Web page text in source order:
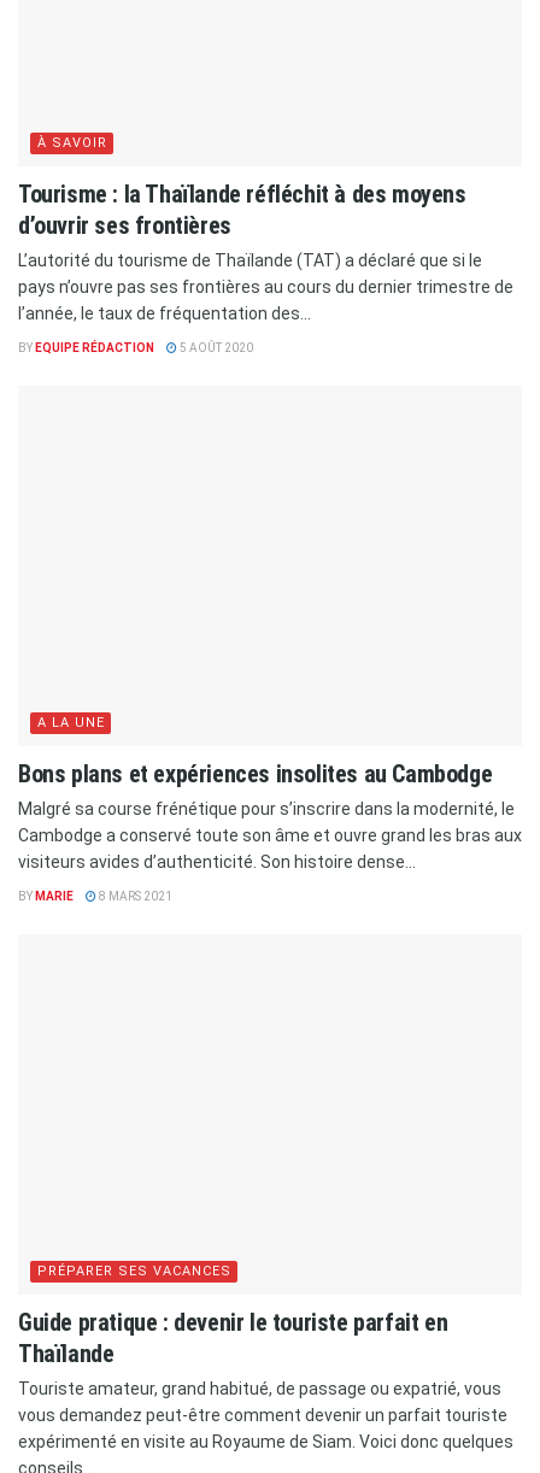
À SAVOIR
Tourisme : la Thaïlande réfléchit à des moyens
d’ouvrir ses frontières
L’autorité du tourisme de Thaïlande (TAT) a déclaré que si le
pays n’ouvre pas ses frontières au cours du dernier trimestre de
l’année, le taux de fréquentation des...
BY EQUIPE RÉDACTION 5 AOÛT 2020
A LA UNE
Bons plans et expériences insolites au Cambodge
Malgré sa course frénétique pour s’inscrire dans la modernité, le
Cambodge a conservé toute son âme et ouvre grand les bras aux
visiteurs avides d’authenticité. Son histoire dense...
BY MARIE 8 MARS 2021
PRÉPARER SES VACANCES
Guide pratique : devenir le touriste parfait en
Thaïlande
Touriste amateur, grand habitué, de passage ou expatrié, vous
vous demandez peut-être comment devenir un parfait touriste
expérimenté en visite au Royaume de Siam. Voici donc quelques
conseils...